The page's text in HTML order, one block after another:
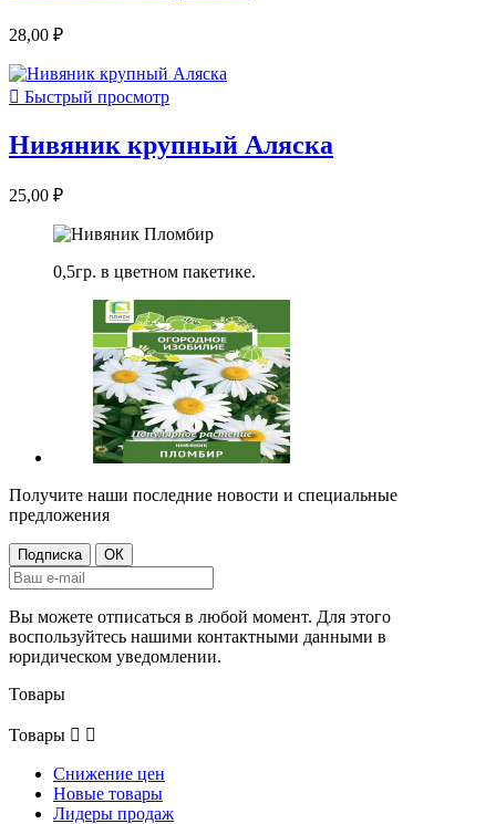
28,00 ₽
 Быстрый просмотр
Нивяник крупный Аляска
25,00 ₽
0,5гр. в цветном пакетике.
Получите наши последние новости и специальные
предложения
Вы можете отписаться в любой момент. Для этого
воспользуйтесь нашими контактными данными в
юридическом уведомлении.
Товары
Товары  
Снижение цен
Новые товары
Лидеры продаж